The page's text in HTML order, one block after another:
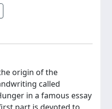
origin of the
called
in a famous essay